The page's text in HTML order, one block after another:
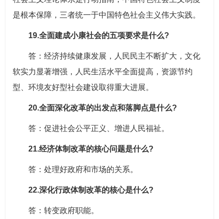
是根本保障，三者统一于中国特色社会主义伟大实践。
19.全面建成小康社会的五项要求是什么?
答：经济持续健康发展，人民民主不断扩大，文化
软实力显著增强，人民生活水平全面提高，资源节约
型、环境友好型社会建设取得重大进展。
20.全面深化改革的出发点和落脚点是什么?
答：促进社会公平正义、增进人民福祉。
21.经济体制改革的核心问题是什么?
答：处理好政府和市场的关系。
22.深化行政体制改革的核心是什么?
答：转变政府职能。